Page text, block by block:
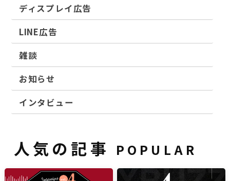
ディスプレイ広告
LINE広告
雑談
お知らせ
インタビュー
人気の記事 POPULAR
雑談 ブログ